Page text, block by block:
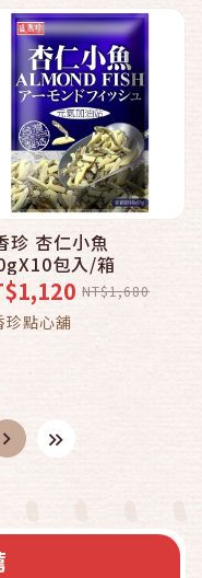
珍 杏仁小魚
包入/箱
NT$1,680
珍點心舖